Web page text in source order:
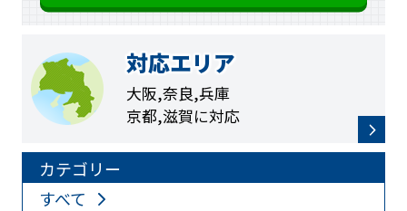
対応エリア
大阪,奈良,兵庫
京都,滋賀に対応
カテゴリー
すべて